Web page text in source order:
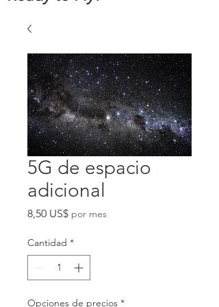
5G de espacio
adicional
8,50 US$Precio
por mes
Cantidad *
Opciones de precios *